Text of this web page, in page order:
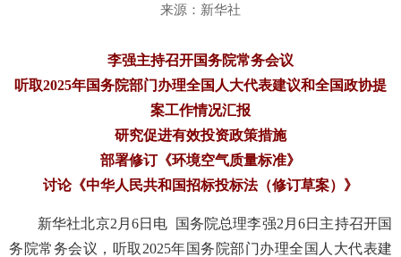
来源：新华社
李强主持召开国务院常务会议
听取2025年国务院部门办理全国人大代表建议和全国政协提
案工作情况汇报
研究促进有效投资政策措施
部署修订《环境空气质量标准》
讨论《中华人民共和国招标投标法（修订草案）》
新华社北京2月6日电 国务院总理李强2月6日主持召开国
务院常务会议，听取2025年国务院部门办理全国人大代表建